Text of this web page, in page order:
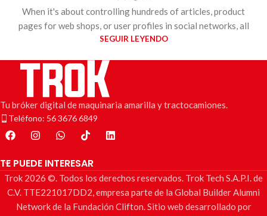
When it's about controlling hundreds of articles, product
pages for web shops, or user profiles in social networks, all
SEGUIR LEYENDO
Tu bróker digital de maquinaria amarilla y tractocamiones.
Teléfono: 56 3676 6849
TE PUEDE INTERESAR
Trok 2026 ©. Todos los derechos reservados. Trok Tech S.A.P.I. de
C.V. TTE221017DD2, empresa parte de la Global Builder Alumni
Network de la Fundación Clifton. Sitio web desarrollado por